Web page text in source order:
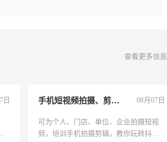
查看更多信息
日 手机短视频拍摄、剪辑、抖音快手 08月07日
可为个人、门店、单位、企业拍摄短视
频，培训手机拍摄剪辑，教你玩转抖音